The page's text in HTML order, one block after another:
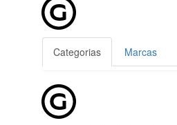
Categorias Marcas